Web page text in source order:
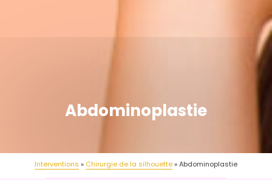
Abdominoplastie
Interventions Chirurgie de la silhouette Abdominoplastie